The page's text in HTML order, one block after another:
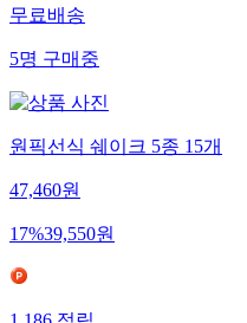
무료배송
5명구매중
원픽선식 쉐이크 5종 15개
47,460원
17%39,550원